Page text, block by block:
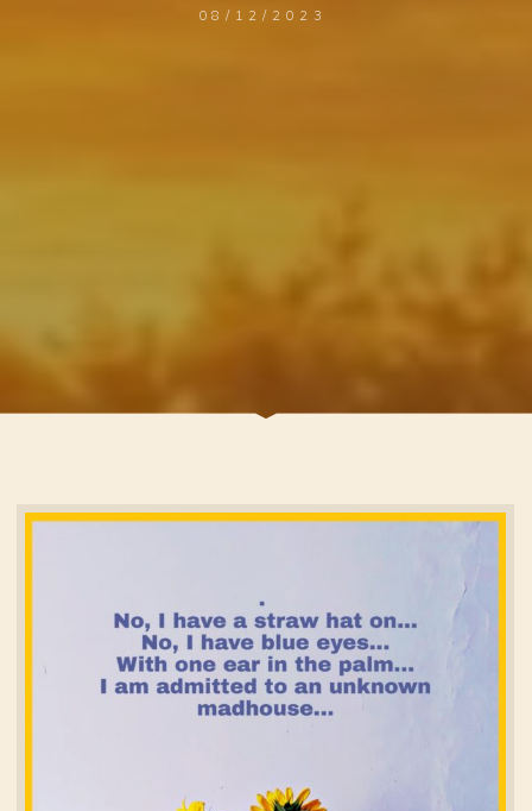
08/12/2023